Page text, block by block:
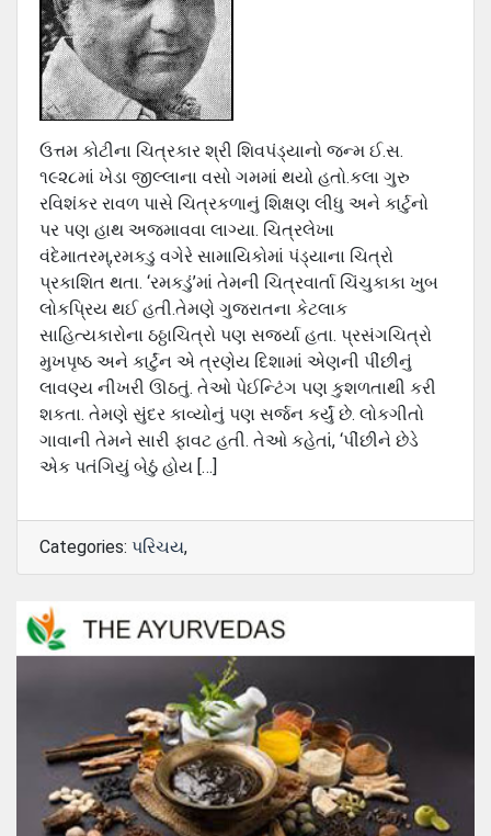
ઉત્તમ કોટીના ચિત્રકાર શ્રી શિવપંડ્યાનો જન્મ ઈ.સ.
૧૯૨૮માં ખેડા જીલ્લાના વસો ગમમાં થયો હતો.કલા ગુરુ
રવિશંકર રાવળ પાસે ચિત્રકળાનું શિક્ષણ લીધુ અને કાર્ટુનો
પર પણ હાથ અજમાવવા લાગ્યા. ચિત્રલેખા
વંદેમાતરમ્,રમકડુ વગેરે સામાયિકોમાં પંડ્યાના ચિત્રો
પ્રકાશિત થતા. ‘રમકડું’માં તેમની ચિત્રવાર્તા ચિંચુકાકા ખુબ
લોકપ્રિય થઈ હતી.તેમણે ગુજરાતના કેટલાક
સાહિત્યકારોના ઠઠ્ઠાચિત્રો પણ સજર્યા હતા. પ્રસંગચિત્રો
મુખપૃષ્ઠ અને કાર્ટુંન એ ત્રણેય દિશામાં એણની પીંછીનું
લાવણ્ય નીખરી ઊઠતું. તેઓ પેઈન્ટિંગ પણ કુશળતાથી કરી
શકતા. તેમણે સુંદર કાવ્યોનું પણ સર્જન કર્યું છે. લોકગીતો
ગાવાની તેમને સારી ફાવટ હતી. તેઓ કહેતાં, ‘પીંછીને છેડે
એક પતંગિયું બેઠું હોય […]
Categories: પરિચય,